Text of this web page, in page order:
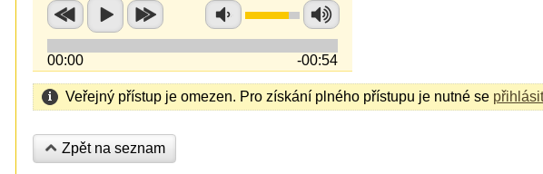
00:00 -00:54
Veřejný přístup je omezen. Pro získání plného přístupu je nutné se přihlásit
Zpět na seznam